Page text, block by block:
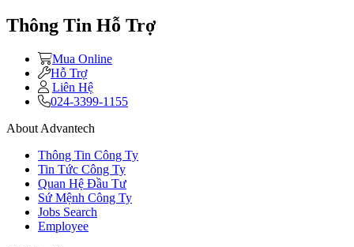
Thông Tin Hỗ Trợ
Mua Online
Hỗ Trợ
Liên Hệ
024-3399-1155
About Advantech
Thông Tin Công Ty
Tin Tức Công Ty
Quan Hệ Đầu Tư
Sứ Mệnh Công Ty
Jobs Search
Employee